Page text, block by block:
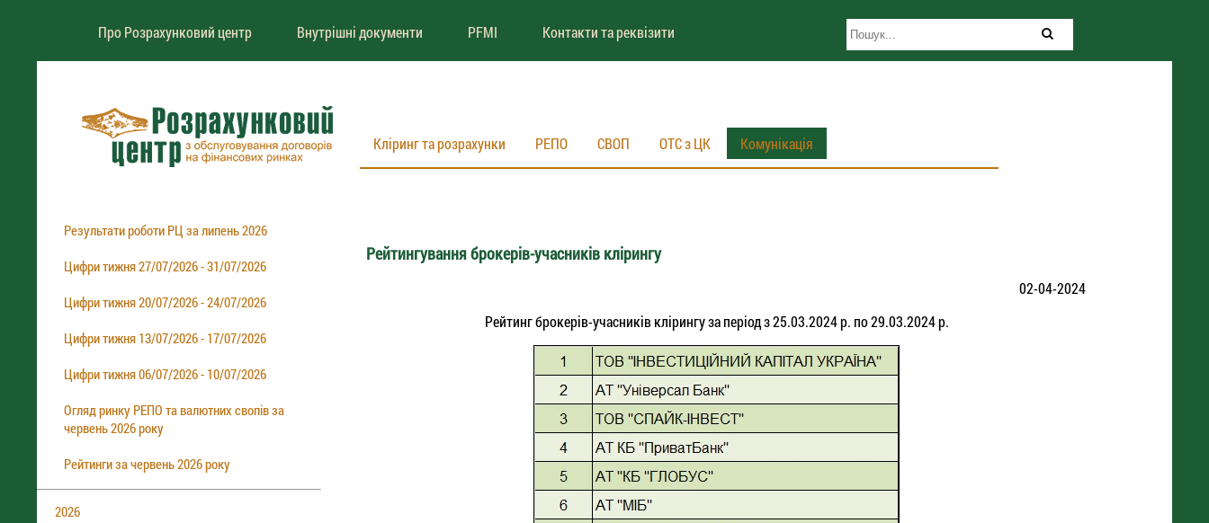
Про Розрахунковий центр Внутрішні документи PFMI Контакти та реквізити
Кліринг та розрахунки РЕПО СВОП ОТС з ЦК Комунікація
Результати роботи РЦ за липень 2026
Цифри тижня 27/07/2026 - 31/07/2026
Цифри тижня 20/07/2026 - 24/07/2026
Цифри тижня 13/07/2026 - 17/07/2026
Цифри тижня 06/07/2026 - 10/07/2026
Огляд ринку РЕПО та валютних свопів за
червень 2026 року
Рейтинги за червень 2026 року
2026
Рейтингування брокерів-учасників клірингу
02-04-2024
Рейтинг брокерів-учасників клірингу за період з 25.03.2024 р. по 29.03.2024 р.